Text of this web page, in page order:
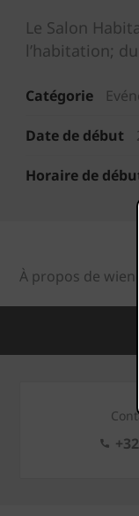
Le Salon
l’habitation;
Catégorie
Date de début
Horaire de
À propos de